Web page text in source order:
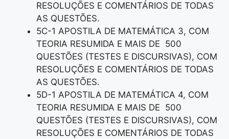
RESOLUÇÕES E COMENTÁRIOS DE TODAS
AS QUESTÕES.
5C-1 APOSTILA DE MATEMÁTICA 3, COM
TEORIA RESUMIDA E MAIS DE 500
QUESTÕES (TESTES E DISCURSIVAS), COM
RESOLUÇÕES E COMENTÁRIOS DE TODAS
AS QUESTÕES.
5D-1 APOSTILA DE MATEMÁTICA 4, COM
TEORIA RESUMIDA E MAIS DE 500
QUESTÕES (TESTES E DISCURSIVAS), COM
RESOLUÇÕES E COMENTÁRIOS DE TODAS